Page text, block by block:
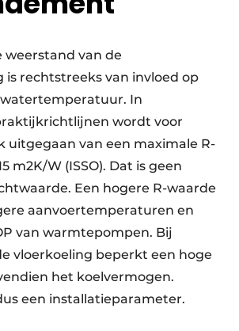
weerstand van de
is rechtstreeks van invloed op
In
wordt voor
uitgegaan van een maximale R-
m2K/W (ISSO). Dat is geen
Een hogere R-waarde
aanvoertemperaturen en
van warmtepompen. Bij
vloerkoeling beperkt een hoge
het koelvermogen.
een installatieparameter.